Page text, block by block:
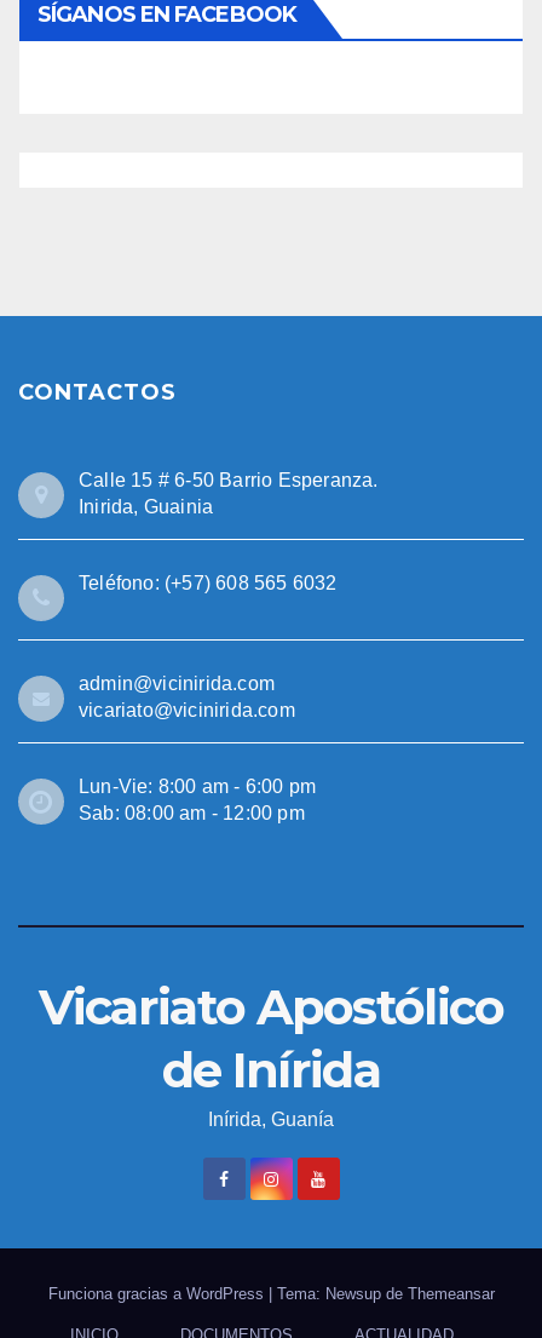
SÍGANOS EN FACEBOOK
CONTACTOS
Calle 15 # 6-50 Barrio Esperanza.
Inirida, Guainia
Teléfono: (+57) 608 565 6032
admin@vicinirida.com
vicariato@vicinirida.com
Lun-Vie: 8:00 am - 6:00 pm
Sab: 08:00 am - 12:00 pm
Vicariato Apostólico
de Inírida
Inírida, Guanía
Funciona gracias a WordPress Tema: Newsup de Themeansar